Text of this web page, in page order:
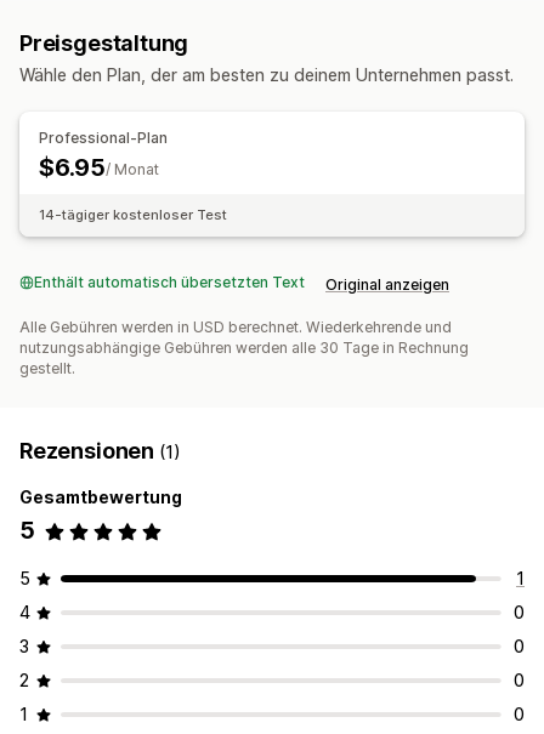
Geplante Aufgaben
Preisgestaltung
Wähle den Plan, der am besten zu deinem Unternehmen passt.
Professional-Plan
$6.95/ Monat
14-tägiger kostenloser Test
Enthält automatisch übersetzten Text Original anzeigen
Alle Gebühren werden in USD berechnet. Wiederkehrende und
nutzungsabhängige Gebühren werden alle 30 Tage in Rechnung
gestellt.
Rezensionen (1)
Gesamtbewertung
5
5
1
4
0
3
0
2
0
1
0